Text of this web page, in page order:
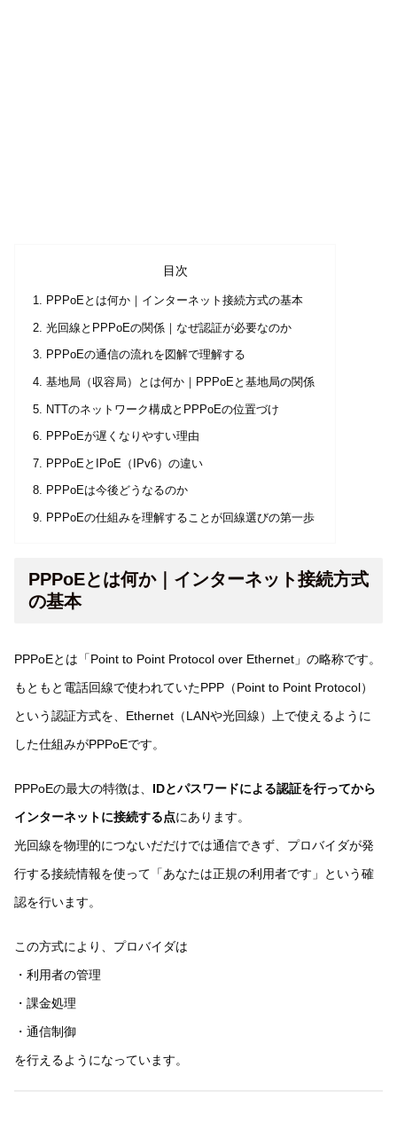
目次
PPPoEとは何か｜インターネット接続方式の基本
光回線とPPPoEの関係｜なぜ認証が必要なのか
PPPoEの通信の流れを図解で理解する
基地局（収容局）とは何か｜PPPoEと基地局の関係
NTTのネットワーク構成とPPPoEの位置づけ
PPPoEが遅くなりやすい理由
PPPoEとIPoE（IPv6）の違い
PPPoEは今後どうなるのか
PPPoEの仕組みを理解することが回線選びの第一歩
PPPoEとは何か｜インターネット接続方式
の基本
PPPoEとは「Point to Point Protocol over Ethernet」の略称です。
もともと電話回線で使われていたPPP（Point to Point Protocol）
という認証方式を、Ethernet（LANや光回線）上で使えるように
した仕組みがPPPoEです。
PPPoEの最大の特徴は、 IDとパスワードによる認証を行ってから
インターネットに接続する点にあります。
光回線を物理的につないだだけでは通信できず、プロバイダが発
行する接続情報を使って「あなたは正規の利用者です」という確
認を行います。
この方式により、プロバイダは
・利用者の管理
・課金処理
・通信制御
を行えるようになっています。